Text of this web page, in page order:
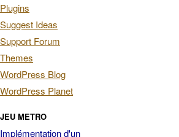
Plugins
Suggest Ideas
Support Forum
Themes
WordPress Blog
WordPress Planet
JEU METRO
Implémentation d'un